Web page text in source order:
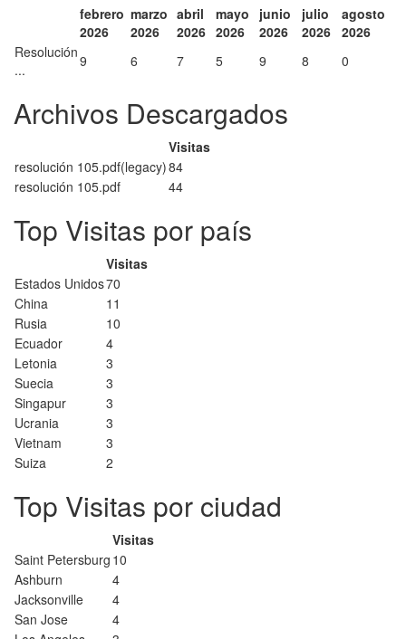
febrero
2026
marzo
2026
abril
2026
mayo
2026
junio
2026
julio
2026
agosto
2026
Resolución
...
9 6 7 5 9 8 0
Archivos Descargados
Visitas
resolución 105.pdf(legacy)84
resolución 105.pdf
44
Top Visitas por país
Visitas
Estados Unidos70
China
11
Rusia
10
Ecuador
4
Letonia
3
Suecia
3
Singapur
3
Ucrania
3
Vietnam
3
Suiza
2
Top Visitas por ciudad
Visitas
Saint Petersburg 10
Ashburn
4
Jacksonville
4
San Jose
4